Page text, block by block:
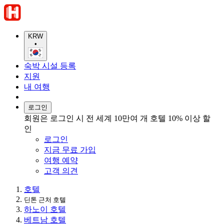
KRW
•
숙박 시설 등록
지원
내 여행
로그인
회원은 로그인 시 전 세계 10만여 개 호텔 10% 이상 할
인
로그인
지금 무료 가입
여행 예약
고객 의견
호텔
딘톤 근처 호텔
하노이 호텔
베트남 호텔